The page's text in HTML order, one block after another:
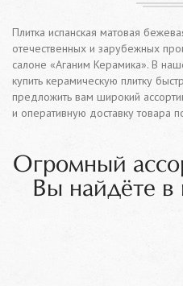
Плитка испанская матовая
отечественных и зарубежных
салоне «Аганим Керамика». В
купить керамическую плитку
предложить вам широкий
и оперативную доставку товара
Огромный
Вы найдёте в